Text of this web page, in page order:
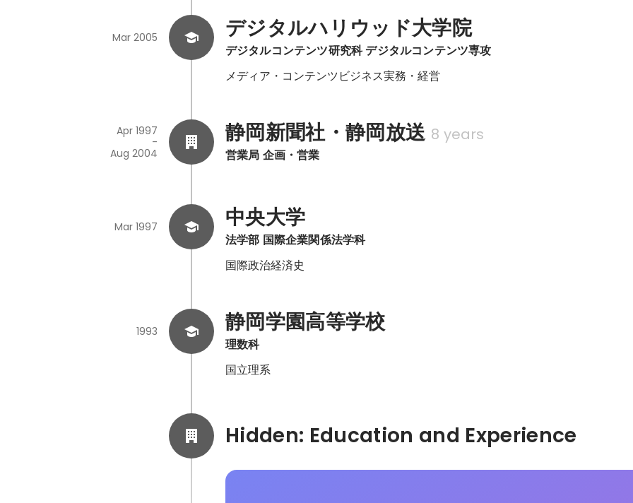
デジタルハリウッド大学院
デジタルコンテンツ研究科 デジタルコンテンツ専攻
Mar 2005
メディア・コンテンツビジネス実務・経営
静岡新聞社・静岡放送 8 years
営業局 企画・営業
Apr 1997
-
Aug 2004
中央大学
法学部 国際企業関係法学科
Mar 1997
国際政治経済史
静岡学園高等学校
理数科
1993
国立理系